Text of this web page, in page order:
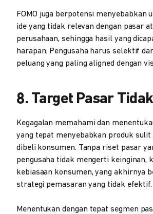
FOMO juga berpotensi menyebabkan
ide yang tidak relevan dengan pasar
perusahaan, sehingga hasil yang
harapan. Pengusaha harus selektif
peluang yang paling aligned dengan
8. Target Pasar
Kegagalan memahami dan
yang tepat menyebabkan produk sulit
dibeli konsumen. Tanpa riset pasar
pengusaha tidak mengerti keinginan,
kebiasaan konsumen, yang akhirnya
strategi pemasaran yang tidak efektif.
Menentukan dengan tepat segmen